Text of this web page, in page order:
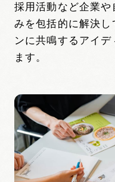
採用活動など企業
みを包括的に解決し
ンに共鳴するアイ
ます。